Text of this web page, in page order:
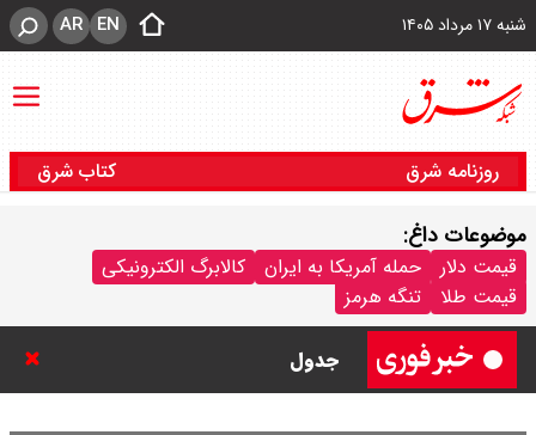
شنبه ۱۷ مرداد ۱۴۰۵ EN
AR
روزنامه شرق کتاب شرق
موضوعات داغ:
قیمت دلار حمله آمریکا به ایران
کالابرگ الکترونیکی
قیمت طلا
تنگه هرمز
جدول